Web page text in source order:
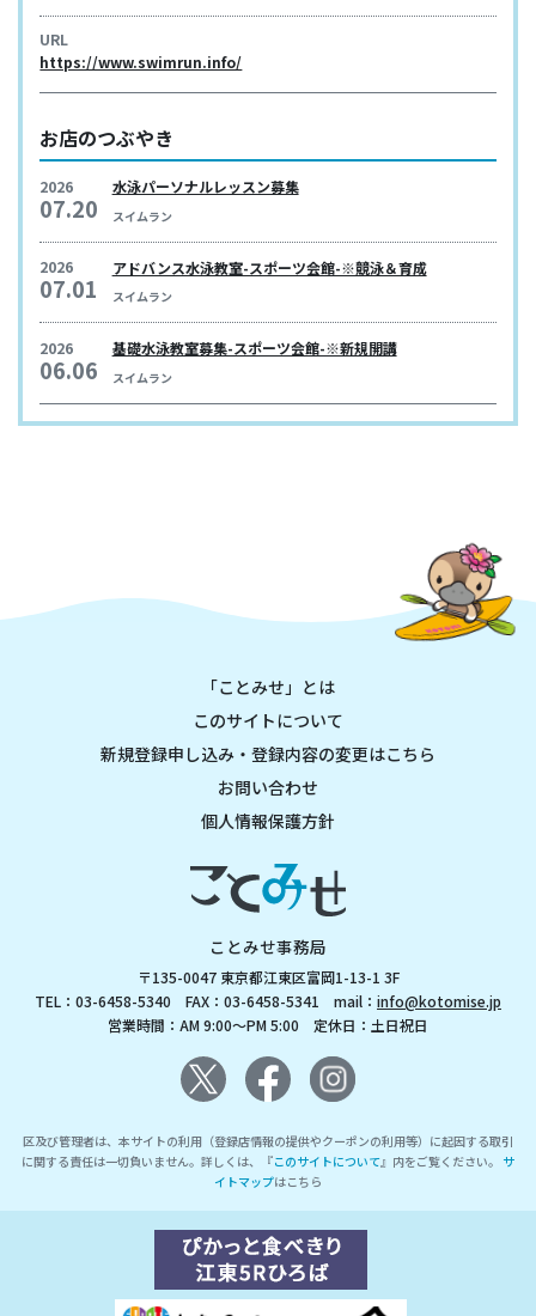
URL
https://www.swimrun.info/
お店のつぶやき
2026
07.20
水泳パーソナルレッスン募集
スイムラン
2026
07.01
アドバンス水泳教室-スポーツ会館-※競泳＆育成
スイムラン
2026
06.06
基礎水泳教室募集-スポーツ会館-※新規開講
スイムラン
「ことみせ」とは
このサイトについて
新規登録申し込み・登録内容の変更はこちら
お問い合わせ
個人情報保護方針
ことみせ事務局
〒135-0047 東京都江東区富岡1-13-1 3F
TEL：03-6458-5340 FAX：03-6458-5341 mail： info@kotomise.jp
営業時間：AM 9:00～PM 5:00 定休日：土日祝日
区及び管理者は、本サイトの利用（登録店情報の提供やクーポンの利用等）に起因する取引
に関する責任は一切負いません。詳しくは、『このサイトについて』内をご覧ください。 サ
イトマップはこちら